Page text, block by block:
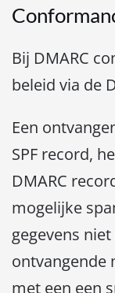
Bij DMARC
beleid via de
Een
SPF record,
DMARC
mogelijke
gegevens
ontvangende
met een een